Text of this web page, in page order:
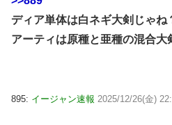
ディア単体は白ネギ大剣じゃね
アーティは原種と亜種の混合大
895: イージャン速報 2025/12/26(金)